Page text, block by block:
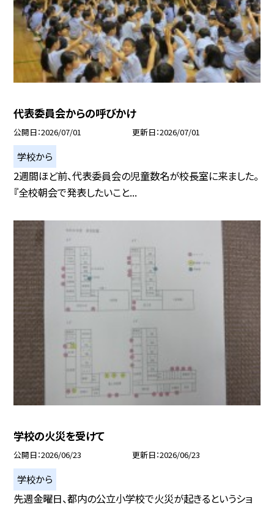
代表委員会からの呼びかけ
公開日 2026/07/01 更新日 2026/07/01
学校から
2週間ほど前、代表委員会の児童数名が校長室に来ました。
『全校朝会で発表したいこと...
学校の火災を受けて
公開日 2026/06/23 更新日 2026/06/23
学校から
先週金曜日、都内の公立小学校で火災が起きるというショ